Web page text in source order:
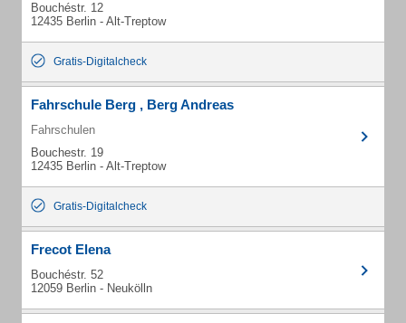
Bouchéstr. 12
12435 Berlin - Alt-Treptow
Gratis-Digitalcheck
Fahrschule Berg , Berg Andreas
Fahrschulen
Bouchestr. 19
12435 Berlin - Alt-Treptow
Gratis-Digitalcheck
Frecot Elena
Bouchéstr. 52
12059 Berlin - Neukölln